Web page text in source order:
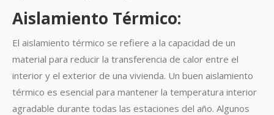
Aislamiento Térmico:
El aislamiento térmico se refiere a la capacidad de un
material para reducir la transferencia de calor entre el
interior y el exterior de una vivienda. Un buen aislamiento
térmico es esencial para mantener la temperatura interior
agradable durante todas las estaciones del año. Algunos